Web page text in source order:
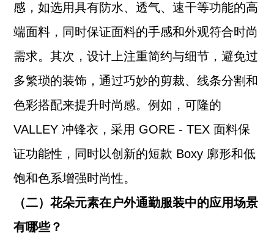
感，如选用具有防水、透气、速干等功能的高
端面料，同时保证面料的手感和外观符合时尚
需求。其次，设计上注重简约与细节，避免过
多繁琐的装饰，通过巧妙的剪裁、线条分割和
色彩搭配来提升时尚感。例如，可隆的
VALLEY 冲锋衣，采用 GORE - TEX 面料保
证功能性，同时以创新的短款 Boxy 廓形和低
饱和色系增强时尚性。
（二）花朵元素在户外通勤服装中的应用场景
有哪些？